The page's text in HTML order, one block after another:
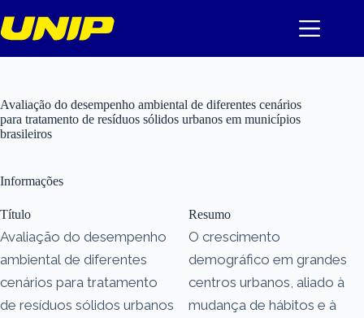
para
o
Avaliação do desempenho ambiental de diferentes cenários
para tratamento de resíduos sólidos urbanos em municípios
brasileiros
Informações
Título
Avaliação do desempenho
ambiental de diferentes
cenários para tratamento
de resíduos sólidos urbanos
Resumo
O crescimento
demográfico em grandes
centros urbanos, aliado à
mudança de hábitos e à